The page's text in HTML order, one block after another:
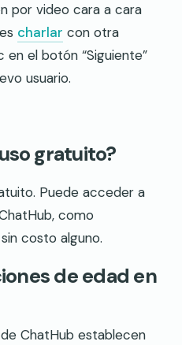
por video cara a cara
charlar con otra
el botón “Siguiente”
usuario.
gratuito?
Puede acceder a
como
costo alguno.
de edad en
ChatHub establecen